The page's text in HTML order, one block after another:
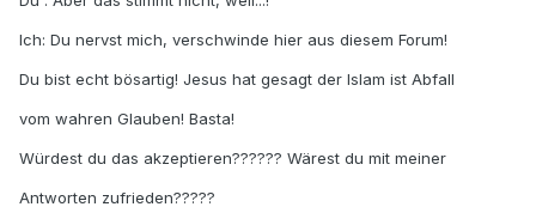
Ich: Du nervst mich, verschwinde hier aus diesem Forum!
Du bist echt bösartig! Jesus hat gesagt der Islam ist Abfall
vom wahren Glauben! Basta!
Würdest du das akzeptieren?????? Wärest du mit meiner
Antworten zufrieden?????